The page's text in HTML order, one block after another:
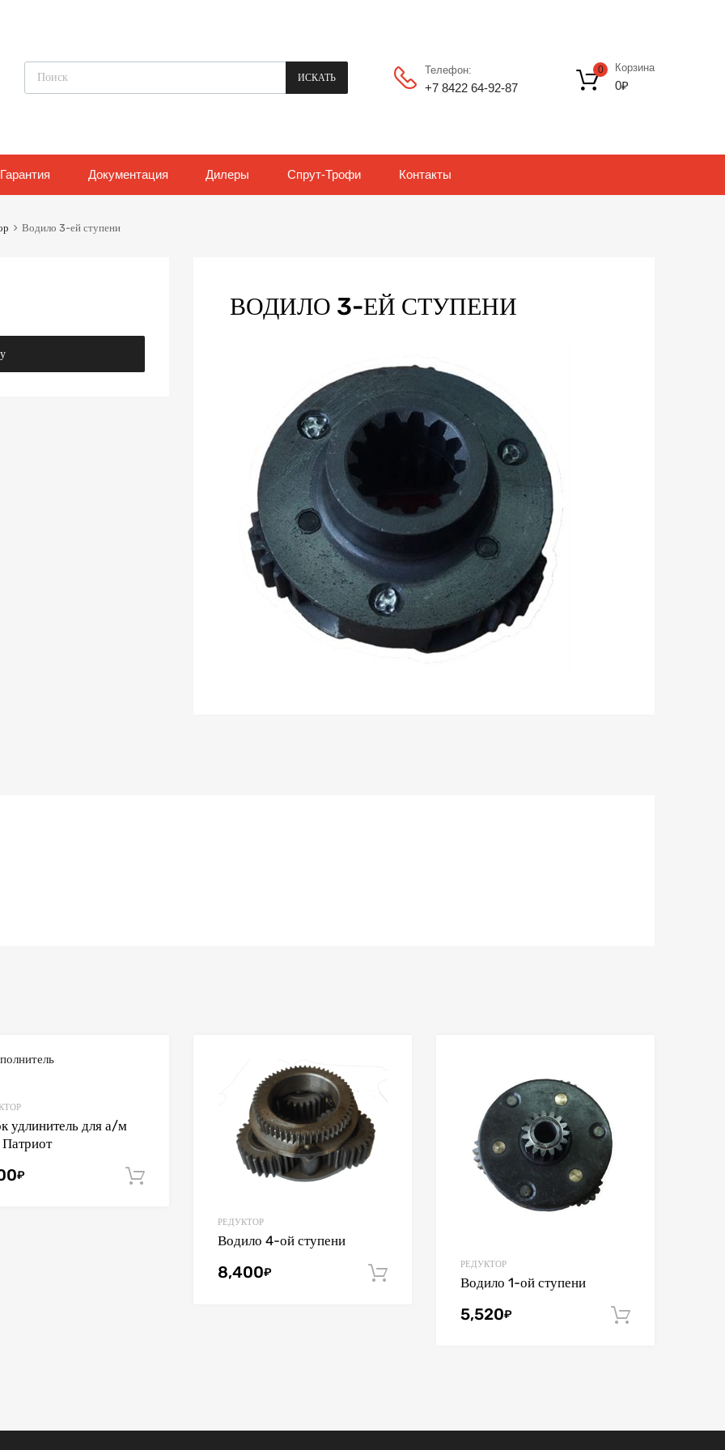
Поиск товаров
ИСКАТЬ
Телефон:
+7 8422 64‑92-87
Корзина
0₽
0
Гарантия Документация Дилеры Спрут-Трофи Контакты
Водило 3-ей ступени
ВОДИЛО 3-ЕЙ СТУПЕНИ
удлинитель для а/м
₽
РЕДУКТОР
Водило 4-ой ступени
8,400₽
РЕДУКТОР
Водило 1-ой ступени
5,520₽